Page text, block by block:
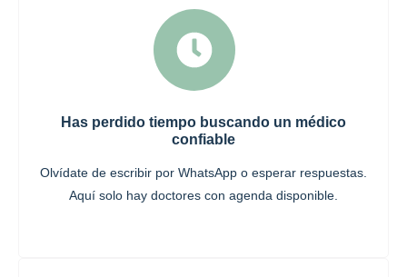
Has perdido tiempo buscando un médico
confiable
Olvídate de escribir por WhatsApp o esperar respuestas.
Aquí solo hay doctores con agenda disponible.